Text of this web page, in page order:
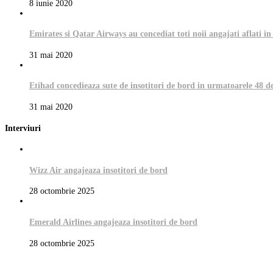
8 iunie 2020
Emirates si Qatar Airways au concediat toti noii angajati aflati
31 mai 2020
Etihad concedieaza sute de insotitori de bord in urmatoarele 48
31 mai 2020
Interviuri
Wizz Air angajeaza insotitori de bord
28 octombrie 2025
Emerald Airlines angajeaza insotitori de bord
28 octombrie 2025